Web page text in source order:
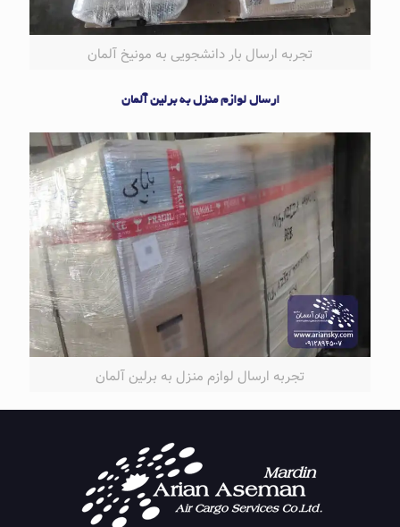
تجربه ارسال بار دانشجویی به مونیخ آلمان
ارسال لوازم منزل به برلین آلمان
تجربه ارسال لوازم منزل به برلین آلمان